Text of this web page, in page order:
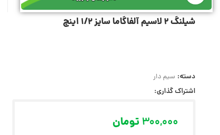
شیلنگ 2 لاسیم آلفاگاما سایز 1/2 اینچ
دسته: سیم دار
اشتراک گذاری:
300,000 تومان